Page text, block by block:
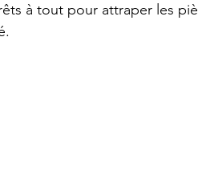
à tout pour attraper les